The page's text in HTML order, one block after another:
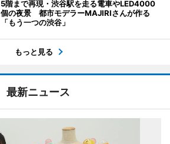
5階まで再現・渋谷駅を走る電車やLED4000
個の夜景 都市モデラーMAJIRIさんが作る
「もう一つの渋谷」
もっと見る
最新ニュース